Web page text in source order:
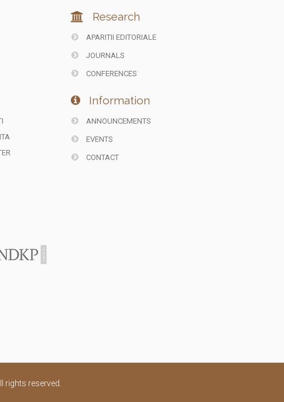
Research
APARITII EDITORIALE
JOURNALS
CONFERENCES
Information
ANNOUNCEMENTS
EVENTS
CONTACT
rights reserved.